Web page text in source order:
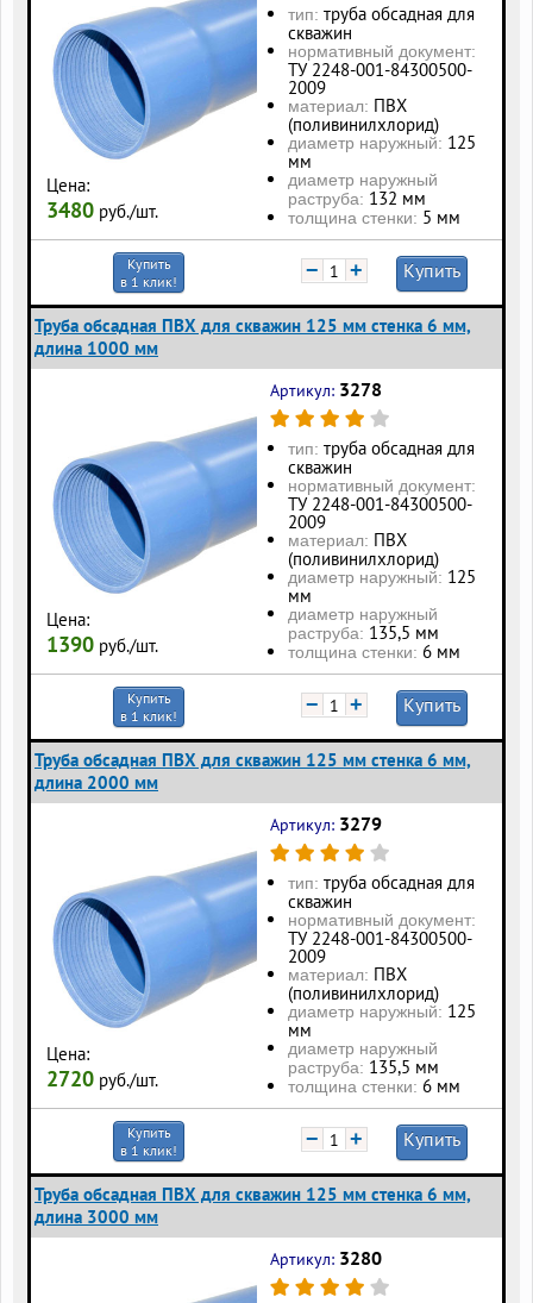
Цена:
3480 руб./шт.
тип: труба обсадная для
скважин
нормативный документ:
ТУ 2248-001-84300500-
2009
материал: ПВХ
(поливинилхлорид)
диаметр наружный: 125
мм
диаметр наружный
раструба: 132 мм
толщина стенки: 5 мм
Купить
в 1 клик!
− + Купить
Труба обсадная ПВХ для скважин 125 мм стенка 6 мм,
длина 1000 мм
Цена:
1390 руб./шт.
Артикул: 3278
тип: труба обсадная для
скважин
нормативный документ:
ТУ 2248-001-84300500-
2009
материал: ПВХ
(поливинилхлорид)
диаметр наружный: 125
мм
диаметр наружный
раструба: 135,5 мм
толщина стенки: 6 мм
Купить
в 1 клик!
− + Купить
Труба обсадная ПВХ для скважин 125 мм стенка 6 мм,
длина 2000 мм
Цена:
2720 руб./шт.
Артикул: 3279
тип: труба обсадная для
скважин
нормативный документ:
ТУ 2248-001-84300500-
2009
материал: ПВХ
(поливинилхлорид)
диаметр наружный: 125
мм
диаметр наружный
раструба: 135,5 мм
толщина стенки: 6 мм
Купить
в 1 клик!
− + Купить
Труба обсадная ПВХ для скважин 125 мм стенка 6 мм,
длина 3000 мм
Артикул: 3280